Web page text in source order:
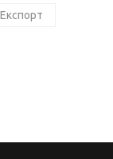
Експорт